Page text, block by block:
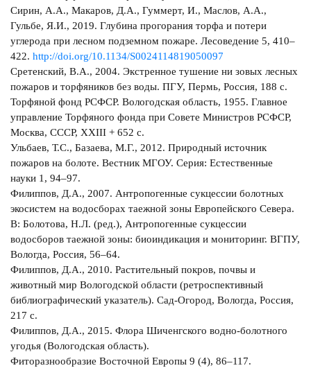
Сирин, А.А., Макаров, Д.А., Гуммерт, И., Маслов, А.А.,
Гульбе, Я.И., 2019. Глубина прогорания торфа и потери
углерода при лесном подземном пожаре. Лесоведение 5, 410–
422. http://doi.org/10.1134/S0024114819050097
Сретенский, В.А., 2004. Экстренное тушение ни зовых лесных
пожаров и торфяников без воды. ПГУ, Пермь, Россия, 188 с.
Торфяной фонд РСФСР. Вологодская область, 1955. Главное
управление Торфяного фонда при Совете Министров РСФСР,
Москва, СССР, XXIII + 652 с.
Ульбаев, Т.С., Базаева, М.Г., 2012. Природный источник
пожаров на болоте. Вестник МГОУ. Серия: Естественные
науки 1, 94–97.
Филиппов, Д.А., 2007. Антропогенные сукцессии болотных
экосистем на водосборах таежной зоны Европейского Севера.
В: Болотова, Н.Л. (ред.), Антропогенные сукцессии
водосборов таежной зоны: биоиндикация и мониторинг. ВГПУ,
Вологда, Россия, 56–64.
Филиппов, Д.А., 2010. Растительный покров, почвы и
животный мир Вологодской области (ретроспективный
библиографический указатель). Сад-Огород, Вологда, Россия,
217 с.
Филиппов, Д.А., 2015. Флора Шиченгского водно-болотного
угодья (Вологодская область).
Фиторазнообразие Восточной Европы 9 (4), 86–117.